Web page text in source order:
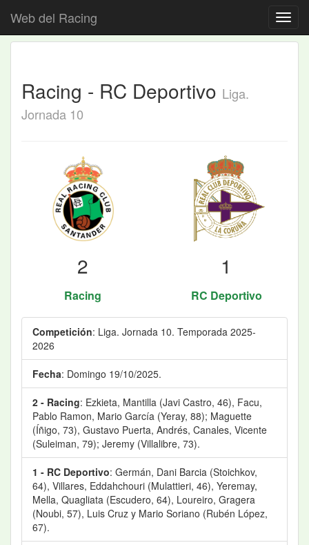
Web del Racing
Racing - RC Deportivo Liga.
Jornada 10
2 1
Racing RC Deportivo
Competición: Liga. Jornada 10. Temporada 2025-
2026
Fecha: Domingo 19/10/2025.
2 - Racing: Ezkieta, Mantilla (Javi Castro, 46), Facu,
Pablo Ramon, Mario García (Yeray, 88); Maguette
(Íñigo, 73), Gustavo Puerta, Andrés, Canales, Vicente
(Suleiman, 79); Jeremy (Villalibre, 73).
1 - RC Deportivo: Germán, Dani Barcia (Stoichkov,
64), Villares, Eddahchouri (Mulattieri, 46), Yeremay,
Mella, Quagliata (Escudero, 64), Loureiro, Gragera
(Noubi, 57), Luis Cruz y Mario Soriano (Rubén López,
67).